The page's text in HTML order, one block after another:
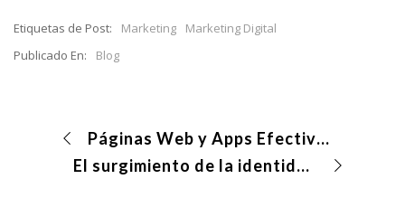
Etiquetas de Post: Marketing
Marketing Digital
Publicado En:
Blog
Páginas Web y Apps Efectivas
El surgimiento de la identidad corporativa